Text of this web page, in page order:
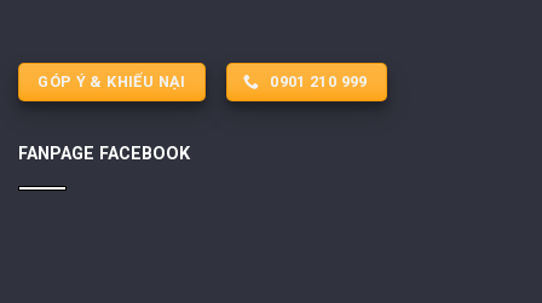
GÓP Ý & KHIẾU NẠI 0901 210 999
FANPAGE FACEBOOK